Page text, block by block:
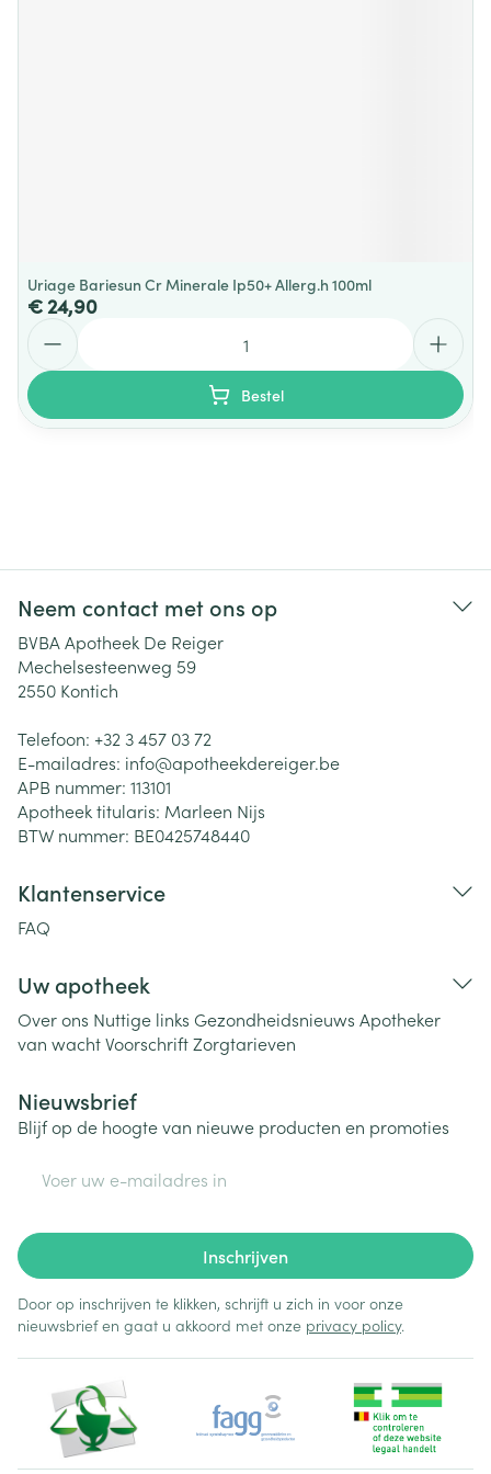
Uriage Bariesun Cr Minerale Ip50+ Allerg.h 100ml
€ 24,90
Bestel
Neem contact met ons op
BVBA Apotheek De Reiger
Mechelsesteenweg 59
2550 Kontich
Telefoon: +32 3 457 03 72
E-mailadres: info@apotheekdereiger.be
APB nummer: 113101
Apotheek titularis: Marleen Nijs
BTW nummer: BE0425748440
Klantenservice
FAQ
Uw apotheek
Over ons Nuttige links Gezondheidsnieuws Apotheker
van wachtVoorschriftZorgtarieven
Nieuwsbrief
Blijf op de hoogte van nieuwe producten en promoties
Inschrijven
Door op inschrijven te klikken, schrijft u zich in voor onze
nieuwsbrief en gaat u akkoord met onze privacy policy.